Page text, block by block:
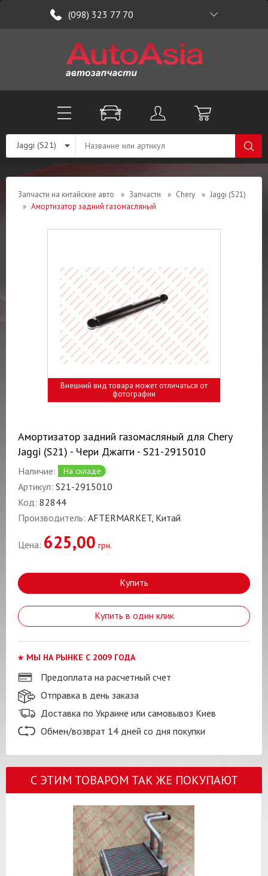
(098) 323 77 70
Jaggi (S21)
Запчасти на китайские авто » Запчасти » Chery » Jaggi (S21)
» Амортизатор задний газомасляный
Внешний вид товара может отличаться от
фотографии
Амортизатор задний газомасляный для Chery
Jaggi (S21) - Чери Джагги - S21-2915010
Наличие: На складе
Артикул: S21-2915010
Код: 82844
Производитель: AFTERMARKET, Китай
Цена: 625,00 грн.
Купить
Купить в один клик
МЫ НА РЫНКЕ С 2009 ГОДА
Предоплата на расчетный счет
Отправка в день заказа
Доставка по Украине или самовывоз Киев
Обмен/возврат 14 дней со дня покупки
С ЭТИМ ТОВАРОМ ТАК ЖЕ ПОКУПАЮТ